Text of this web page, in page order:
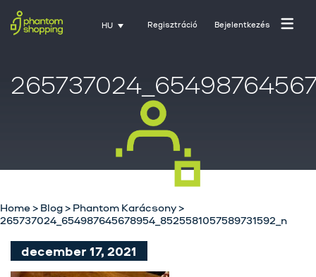
HU Regisztráció Bejelentkezés
Rólunk
Home> Blog> Phantom Karácsony>
265737024_654987645678954_8525581057589731592_n
december 17, 2021